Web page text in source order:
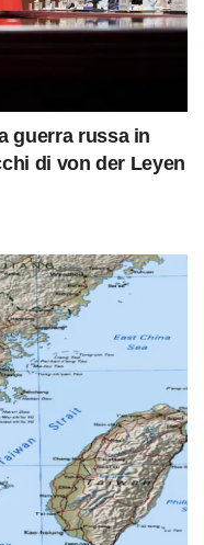
guerra russa in
di von der Leyen